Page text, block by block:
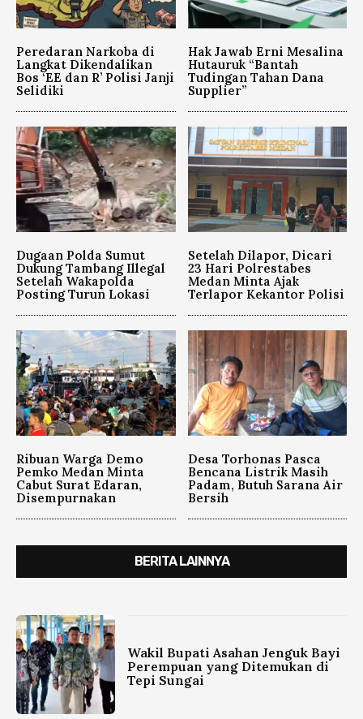
Peredaran Narkoba di
Langkat Dikendalikan
Bos ‘EE dan R’ Polisi Janji
Selidiki
Hak Jawab Erni Mesalina
Hutauruk “Bantah
Tudingan Tahan Dana
Supplier”
Dugaan Polda Sumut
Dukung Tambang Illegal
Setelah Wakapolda
Posting Turun Lokasi
Setelah Dilapor, Dicari
23 Hari Polrestabes
Medan Minta Ajak
Terlapor Kekantor Polisi
Ribuan Warga Demo
Pemko Medan Minta
Cabut Surat Edaran,
Disempurnakan
Desa Torhonas Pasca
Bencana Listrik Masih
Padam, Butuh Sarana Air
Bersih
BERITA LAINNYA
Wakil Bupati Asahan Jenguk Bayi
Perempuan yang Ditemukan di
Tepi Sungai